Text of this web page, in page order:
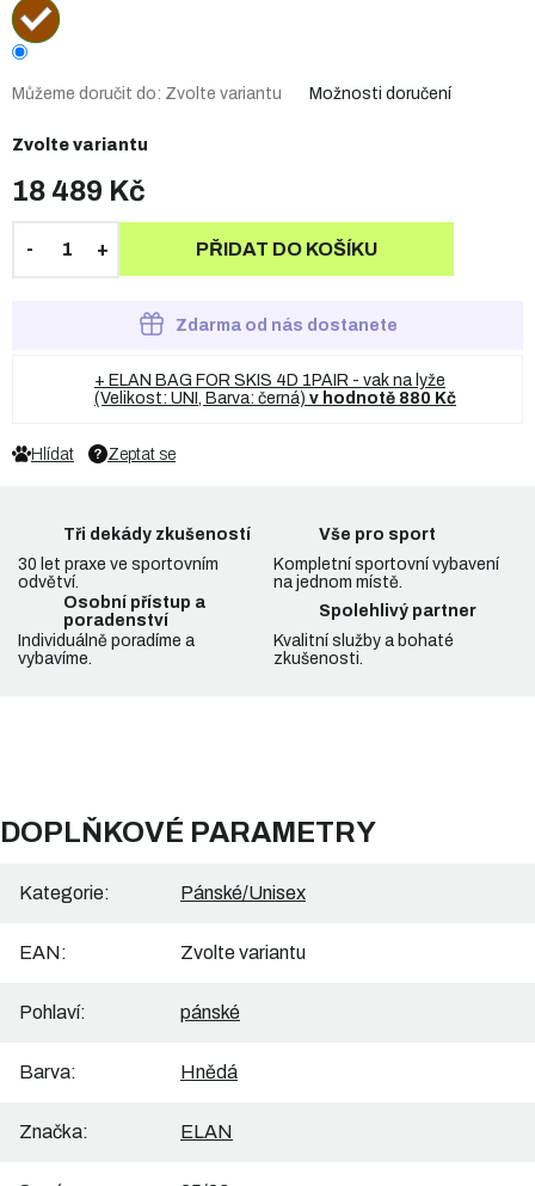
18 489 Kč
Zvolte variantu
Můžeme doručit do: Zvolte variantu Možnosti doručení
PŘIDAT DO KOŠÍKU
Zdarma od nás dostanete
+ ELAN BAG FOR SKIS 4D 1PAIR - vak na lyže
(Velikost: UNI, Barva: černá) v hodnotě 880 Kč
Zeptat se
Hlídat
Tři dekády zkušeností
30 let praxe ve sportovním
odvětví.
Vše pro sport
Kompletní sportovní vybavení
na jednom místě.
Osobní přístup a
poradenství
Individuálně poradíme a
vybavíme.
Spolehlivý partner
Kvalitní služby a bohaté
zkušenosti.
DOPLŇKOVÉ PARAMETRY
Kategorie: Pánské/Unisex
EAN: Zvolte variantu
Pohlaví: pánské
Barva: Hnědá
Značka: ELAN